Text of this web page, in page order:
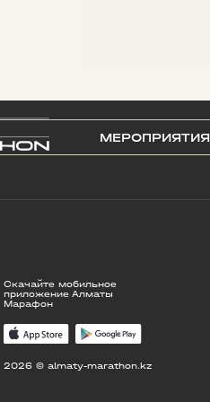
МЕРОПРИЯТИЯ
Скачайте мобильное
приложение Алматы
Марафон
2026 © almaty-marathon.kz